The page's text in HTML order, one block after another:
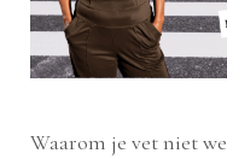
Waarom je vet niet